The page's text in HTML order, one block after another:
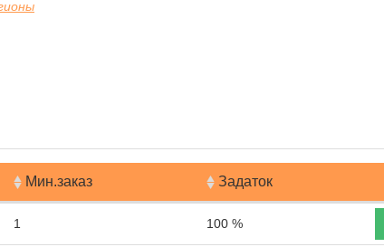
Мин.заказ Задаток
1 100 %